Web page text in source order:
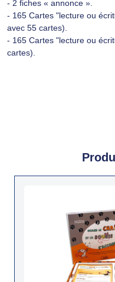
- 2 fiches « annonce ».
- 165 Cartes "lecture ou
avec 55 cartes).
- 165 Cartes "lecture ou
cartes).